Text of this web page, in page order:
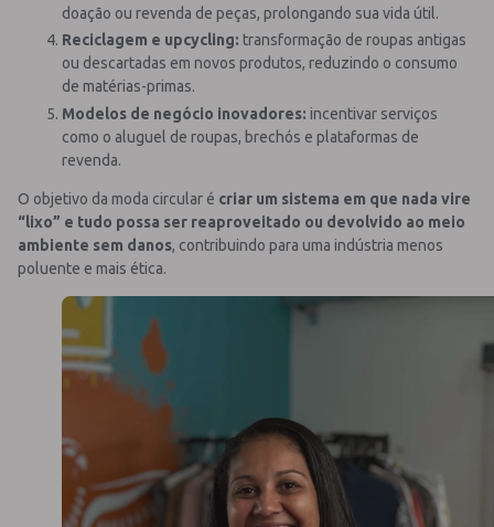
doação ou revenda de peças, prolongando sua vida útil.
Reciclagem e upcycling: transformação de roupas antigas
ou descartadas em novos produtos, reduzindo o consumo
de matérias-primas.
Modelos de negócio inovadores: incentivar serviços
como o aluguel de roupas, brechós e plataformas de
revenda.
O objetivo da moda circular é criar um sistema em que nada vire
“lixo” e tudo possa ser reaproveitado ou devolvido ao meio
ambiente sem danos, contribuindo para uma indústria menos
poluente e mais ética.